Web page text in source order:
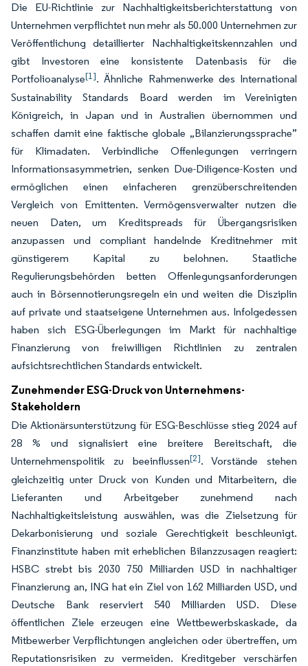
Die EU-Richtlinie zur Nachhaltigkeitsberichterstattung von
Unternehmen verpflichtet nun mehr als 50.000 Unternehmen zur
Veröffentlichung detaillierter Nachhaltigkeitskennzahlen und
gibt Investoren eine konsistente Datenbasis für die
Portfolioanalyse[1]. Ähnliche Rahmenwerke des International
Sustainability Standards Board werden im Vereinigten
Königreich, in Japan und in Australien übernommen und
schaffen damit eine faktische globale „Bilanzierungssprache”
für Klimadaten. Verbindliche Offenlegungen verringern
Informationsasymmetrien, senken Due-Diligence-Kosten und
ermöglichen einen einfacheren grenzüberschreitenden
Vergleich von Emittenten. Vermögensverwalter nutzen die
neuen Daten, um Kreditspreads für Übergangsrisiken
anzupassen und compliant handelnde Kreditnehmer mit
günstigerem Kapital zu belohnen. Staatliche
Regulierungsbehörden betten Offenlegungsanforderungen
auch in Börsennotierungsregeln ein und weiten die Disziplin
auf private und staatseigene Unternehmen aus. Infolgedessen
haben sich ESG-Überlegungen im Markt für nachhaltige
Finanzierung von freiwilligen Richtlinien zu zentralen
aufsichtsrechtlichen Standards entwickelt.
Zunehmender ESG-Druck von Unternehmens-
Stakeholdern
Die Aktionärsunterstützung für ESG-Beschlüsse stieg 2024 auf
28 % und signalisiert eine breitere Bereitschaft, die
Unternehmenspolitik zu beeinflussen[2]. Vorstände stehen
gleichzeitig unter Druck von Kunden und Mitarbeitern, die
Lieferanten und Arbeitgeber zunehmend nach
Nachhaltigkeitsleistung auswählen, was die Zielsetzung für
Dekarbonisierung und soziale Gerechtigkeit beschleunigt.
Finanzinstitute haben mit erheblichen Bilanzzusagen reagiert:
HSBC strebt bis 2030 750 Milliarden USD in nachhaltiger
Finanzierung an, ING hat ein Ziel von 162 Milliarden USD, und
Deutsche Bank reserviert 540 Milliarden USD. Diese
öffentlichen Ziele erzeugen eine Wettbewerbskaskade, da
Mitbewerber Verpflichtungen angleichen oder übertreffen, um
Reputationsrisiken zu vermeiden. Kreditgeber verschärfen